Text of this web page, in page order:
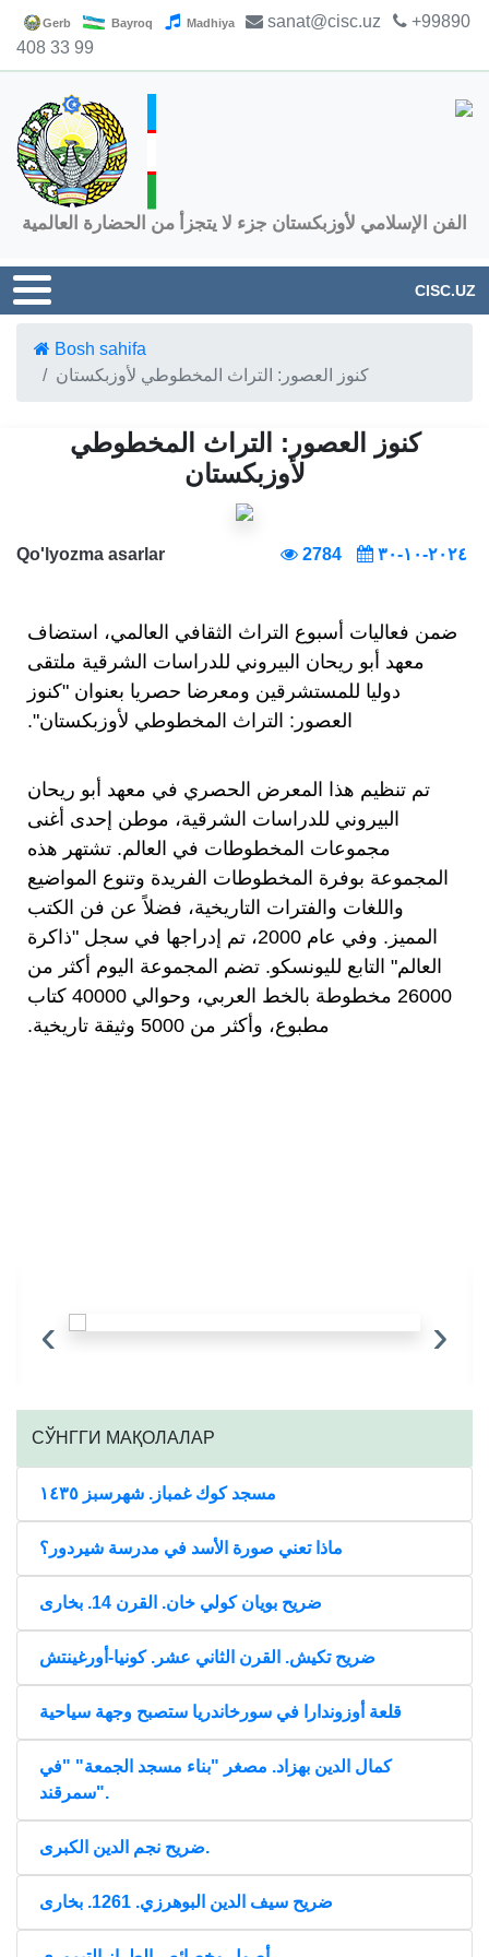
Gerb Bayroq Madhiya sanat@cisc.uz
+99890
408 33 99
الفن الإسلامي لأوزبكستان جزء لا يتجزأ من الحضارة العالمية
CISC.UZ
Bosh sahifa
كنوز العصور: التراث المخطوطي لأوزبكستان
كنوز العصور: التراث المخطوطي
لأوزبكستان
Qo'lyozma asarlar 2784 ٢٠٢٤-١٠-٣٠
ضمن فعاليات أسبوع التراث الثقافي العالمي، استضاف
معهد أبو ريحان البيروني للدراسات الشرقية ملتقى
دوليا للمستشرقين ومعرضا حصريا بعنوان "كنوز
العصور: التراث المخطوطي لأوزبكستان".
تم تنظيم هذا المعرض الحصري في معهد أبو ريحان
البيروني للدراسات الشرقية، موطن إحدى أغنى
مجموعات المخطوطات في العالم. تشتهر هذه
المجموعة بوفرة المخطوطات الفريدة وتنوع المواضيع
واللغات والفترات التاريخية، فضلاً عن فن الكتب
المميز. وفي عام 2000، تم إدراجها في سجل "ذاكرة
العالم" التابع لليونسكو. تضم المجموعة اليوم أكثر من
26000 مخطوطة بالخط العربي، وحوالي 40000 كتاب
مطبوع، وأكثر من 5000 وثيقة تاريخية.
‹ ›
CЎНГГИ МАҚОЛАЛАР
مسجد كوك غمباز. شهرسبز ١٤٣٥
ماذا تعني صورة الأسد في مدرسة شيردور؟
ضريح بويان كولي خان. القرن 14. بخارى
ضريح تكيش. القرن الثاني عشر. كونيا-أورغينتش
قلعة أوزوندارا في سورخاندريا ستصبح وجهة سياحية
كمال الدين بهزاد. مصغر "بناء مسجد الجمعة" "في
سمرقند".
ضريح نجم الدين الكبرى.
ضريح سيف الدين البوهرزي. 1261. بخارى